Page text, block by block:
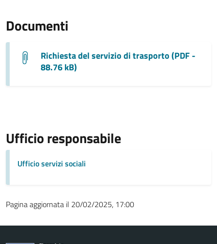
Documenti
Richiesta del servizio di trasporto (PDF -
88.76 kB)
Ufficio responsabile
Ufficio servizi sociali
Pagina aggiornata il 20/02/2025, 17:00